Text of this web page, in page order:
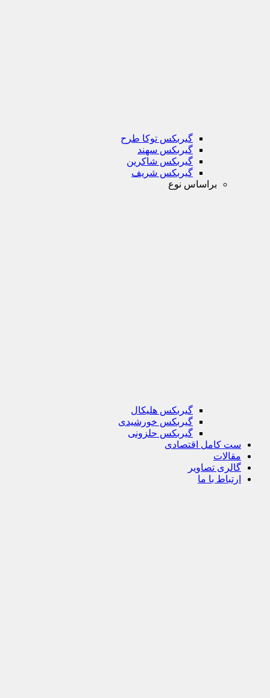
گیربکس توکا طرح
گیربکس سهند
گیربکس شاکرین
گیربکس شریف
براساس نوع
گیربکس هلیکال
گیربکس خورشیدی
گیربکس حلزونی
ست کامل اقتصادی
مقالات
گالری تصاویر
ارتباط با ما